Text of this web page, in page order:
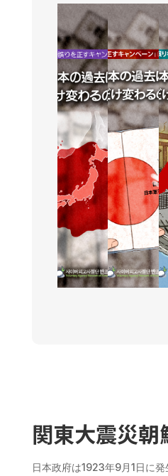
関東大震災朝
日本政府は1923年9月1日に